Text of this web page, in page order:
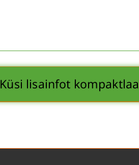
Küsi lisainfot